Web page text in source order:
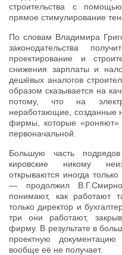
строительства с
прямое стимулирование
По словам Владимира
законодательства
проектирование и
снижения зарплаты и
дешёвых аналогов
образом сказывается на
потому, что на
неработающие, созданные
фирмы, которые «роняют»
первоначальной.
Большую часть
кировские никому
открываются иногда
— продолжил
понимают, как работают
только директор и
три они работают,
фирму. В результате в
проектную
вообще её не получает.